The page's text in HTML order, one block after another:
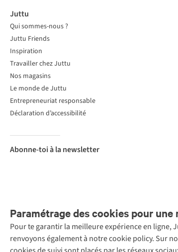
Paramétrage des cookies pour
Pour te garantir la meilleure expérience en
renvoyons également à notre cookie policy. Sur
Juttu
Qui sommes-nous ?
Juttu Friends
Inspiration
Travailler chez Juttu
Nos magasins
Le monde de Juttu
Entrepreneuriat responsable
Déclaration d’accessibilité
Abonne-toi à la newsletter
Retail Concepts